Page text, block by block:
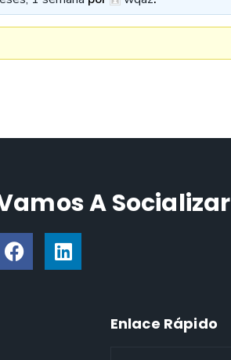
A Socializar
Enlace Rápido